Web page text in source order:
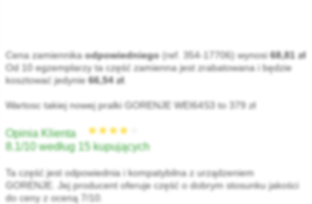
Cena zamiennikaodpowiedniego(ref. 354-17706) wynosi68,81 zł
Od 10 egzemplarzy ta część zamienna jest zrabatowana i będzie
kosztować jedynie66,54 zł.
Wartosc takiej nowej pralki GORENJE WEI64S3 to 379 zł
Opinia Klienta
8.1/10 według 15 kupujących
Ta część jest odpowiednia i kompatybilna z urządzeniem
GORENJE. Jej producent oferuje część o dobrym stosunku jakości
do ceny z oceną 7/10.